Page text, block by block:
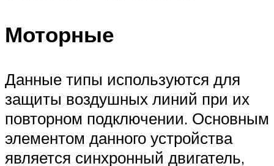
Моторные
Данные типы используются для
защиты воздушных линий при их
повторном подключении. Основным
элементом данного устройства
является синхронный двигатель,